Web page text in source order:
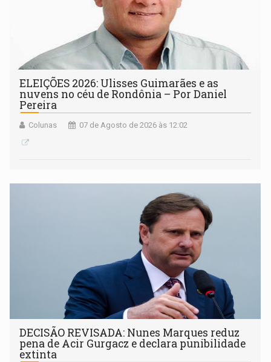
ELEIÇÕES 2026: Ulisses Guimarães e as
nuvens no céu de Rondônia – Por Daniel
Pereira
Colunas 07 de Agosto de 2026 às 12:02
DECISÃO REVISADA: Nunes Marques reduz
pena de Acir Gurgacz e declara punibilidade
extinta